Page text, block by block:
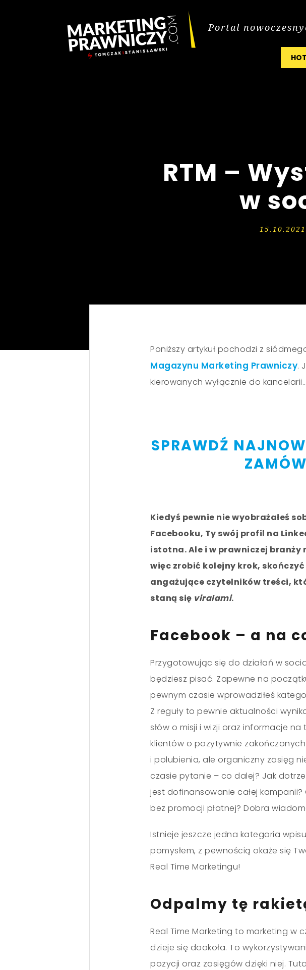
Portal
RTM –
w
15.10.2021
Poniższy artykuł pochodzi z
Magazynu Marketing Prawniczy.
kierowanych wyłącznie do kancelarii…
SPRAWDŹ
Kiedyś pewnie nie wyobrażałeś
Facebooku, Ty swój profil na
istotna. Ale i w prawniczej
więc zrobić kolejny krok,
angażujące czytelników treści,
staną się viralami.
Facebook – a na
Przygotowując się do działań w
będziesz pisać. Zapewne na
pewnym czasie wprowadziłeś
Z reguły to pewnie aktualności
słów o misji i wizji­­­ oraz informacje
klientów o pozytywnie
i polubienia, ale organiczny zasięg
czasie pytanie – co dalej? Jak
jest dofinansowanie całej
bez promocji płatnej? Dobra
Istnieje jeszcze jedna kategoria
pomysłem, z pewnością okaże się
Real Time Marketingu!
Odpalmy tę
Real Time Marketing to marketing w
dzieje się dookoła. To
pozycji oraz zasięgów dzięki niej.